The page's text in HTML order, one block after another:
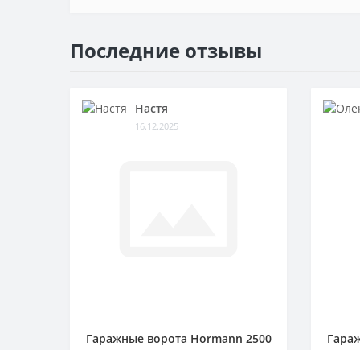
Последние отзывы
Настя
16.12.2025
Гаражные ворота Hormann 2500